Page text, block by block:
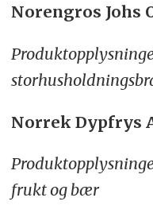
Norengros Johs
Norrek Dypfrys
frukt og bær